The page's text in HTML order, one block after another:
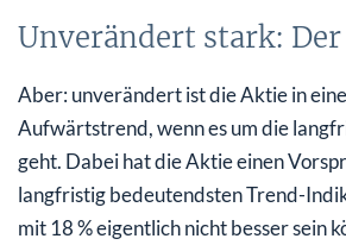
Unverändert stark:
Aber: unverändert ist die Aktie in
Aufwärtstrend, wenn es um die
geht. Dabei hat die Aktie einen
langfristig bedeutendsten Trend-
mit 18 % eigentlich nicht besser sein